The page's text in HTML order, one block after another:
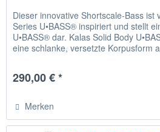
Dieser innovative Shortscale-Bass ist
Series U•BASS® inspiriert und stellt
U•BASS® dar. Kalas Solid Body
eine schlanke, versetzte Korpusform
290,00 € *
Merken